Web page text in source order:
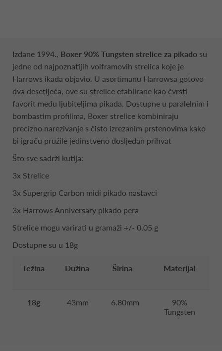
Izdane 1994., Boxer 90% Tungsten strelice za pikado su
jedne od najpoznatijih volframovih strelica koje je
Harrows ikada objavio. U asortimanu Harrowsa gotovo
dva desetljeća, ove su strelice etablirane kao čvrsti
favorit među ljubiteljima pikada. Dostupne u paralelnim i
bombastim profilima, Boxer strelice kombiniraju
precizno narezivanje s čisto izrezanim prstenovima kako
bi igraču pružile jedinstveno dosljedan prihvat
Što sve sadrži kutija:
3x Strelice
3x Supergrip Carbon midi pikado nastavci
3x Harrows Anniversary pikado pera
Strelice mogu varirati u gramaži +/- 0,05 g
Dostupne su u 18g
Težina Dužina Širina Materijal
18g 43mm 6.80mm
90%
Tungsten